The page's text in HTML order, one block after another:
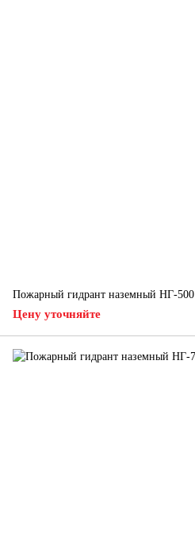
Пожарный гидрант наземный НГ-500
Цену уточняйте